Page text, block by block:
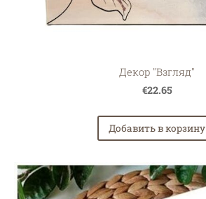
Декор "Взгляд"
€22.65
Добавить в корзину